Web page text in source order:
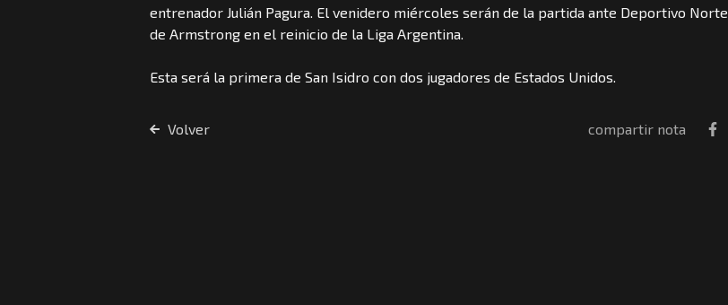
entrenador Julián Pagura. El venidero miércoles serán de la partida ante Deportivo Norte
de Armstrong en el reinicio de la Liga Argentina.
Esta será la primera de San Isidro con dos jugadores de Estados Unidos.
Volver compartir nota